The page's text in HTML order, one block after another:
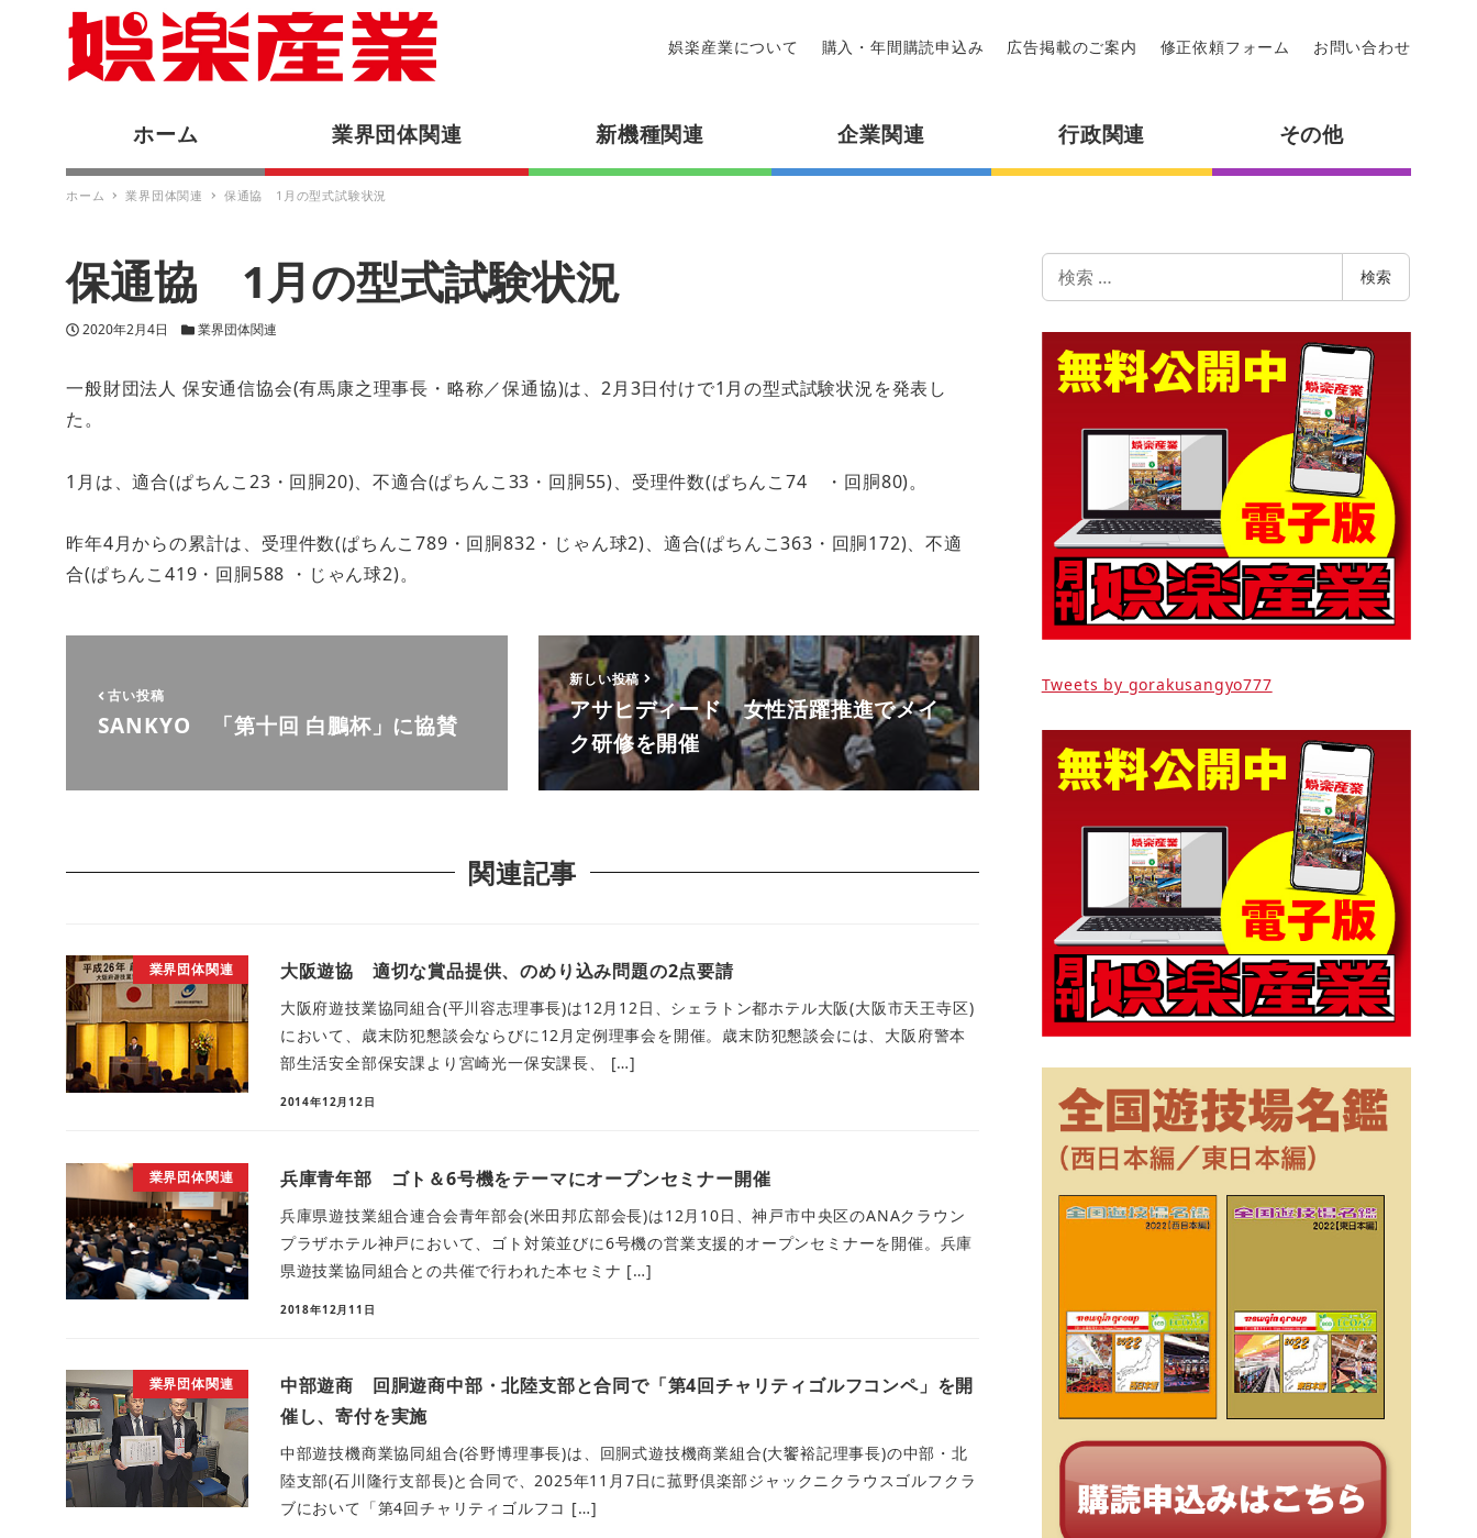
娯楽産業について 購入・年間購読申込み 広告掲載のご案内 修正依頼フォーム お問い合わせ
ホーム 業界団体関連 新機種関連 企業関連 行政関連 その他
ホーム 業界団体関連 保通協 1月の型式試験状況
保通協 1月の型式試験状況
投稿日
2020年2月4日 カテゴリー
業界団体関連
一般財団法人 保安通信協会(有馬康之理事長・略称／保通協)は、2月3日付けで1月の型式試験状況を発表し
た。
1月は、適合(ぱちんこ23・回胴20)、不適合(ぱちんこ33・回胴55)、受理件数(ぱちんこ74 ・回胴80)。
昨年4月からの累計は、受理件数(ぱちんこ789・回胴832・じゃん球2)、適合(ぱちんこ363・回胴172)、不適
合(ぱちんこ419・回胴588 ・じゃん球2)。
古い投稿
SANKYO 「第十回 白鵬杯」に協賛
新しい投稿
アサヒディード 女性活躍推進でメイ
ク研修を開催
関連記事
業界団体関連 大阪遊協 適切な賞品提供、のめり込み問題の2点要請
大阪府遊技業協同組合(平川容志理事長)は12月12日、シェラトン都ホテル大阪(大阪市天王寺区)
において、歳末防犯懇談会ならびに12月定例理事会を開催。歳末防犯懇談会には、大阪府警本
部生活安全部保安課より宮崎光一保安課長、 […]
2014年12月12日
業界団体関連 兵庫青年部 ゴト＆6号機をテーマにオープンセミナー開催
兵庫県遊技業組合連合会青年部会(米田邦広部会長)は12月10日、神戸市中央区のANAクラウン
プラザホテル神戸において、ゴト対策並びに6号機の営業支援的オープンセミナーを開催。兵庫
県遊技業協同組合との共催で行われた本セミナ […]
2018年12月11日
業界団体関連
中部遊商 回胴遊商中部・北陸支部と合同で「第4回チャリティゴルフコンペ」を開
催し、寄付を実施
中部遊技機商業協同組合(谷野博理事長)は、回胴式遊技機商業組合(大饗裕記理事長)の中部・北
陸支部(石川隆行支部長)と合同で、2025年11月7日に菰野倶楽部ジャックニクラウスゴルフクラ
ブにおいて「第4回チャリティゴルフコ […]
索
検索
Tweets by gorakusangyo777